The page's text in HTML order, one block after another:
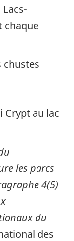
chaque
chustes
Crypt au lac
les parcs
4(5)
du
des